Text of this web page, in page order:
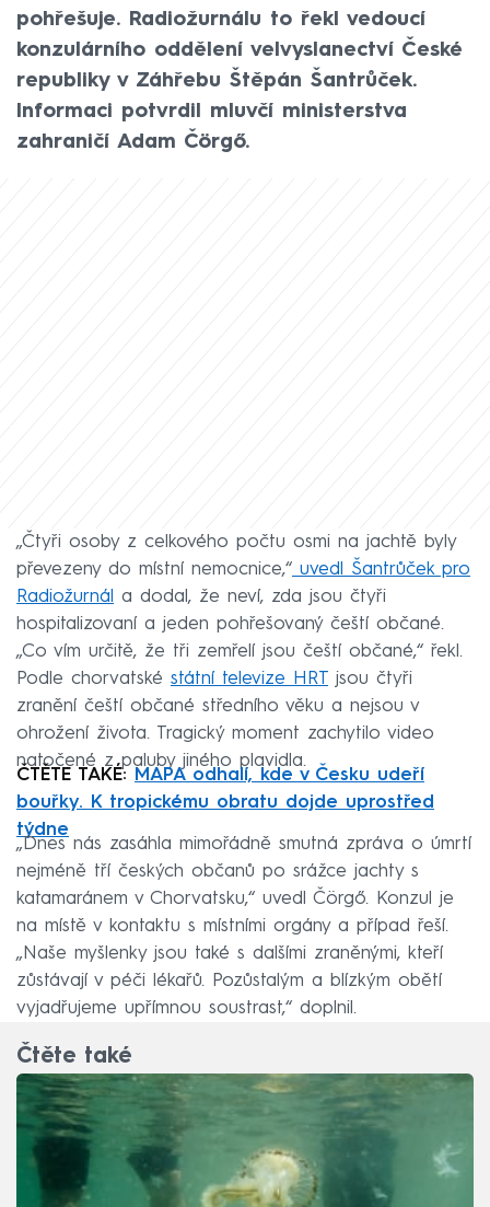
pohřešuje. Radiožurnálu to řekl vedoucí
konzulárního oddělení velvyslanectví České
republiky v Záhřebu Štěpán Šantrůček.
Informaci potvrdil mluvčí ministerstva
zahraničí Adam Čörgő.
„Čtyři osoby z celkového počtu osmi na jachtě byly
převezeny do místní nemocnice,“ uvedl Šantrůček pro
Radiožurnál
a dodal, že neví, zda jsou čtyři
hospitalizovaní a jeden pohřešovaný čeští občané.
„Co vím určitě, že tři zemřelí jsou čeští občané,“ řekl.
Podle chorvatské státní televize HRT jsou čtyři
zranění čeští občané středního věku a nejsou v
ohrožení života. Tragický moment zachytilo video
natočené z paluby jiného plavidla.
ČTĚTE TAKÉ:
MAPA odhalí, kde v Česku udeří
bouřky. K tropickému obratu dojde uprostřed
týdne
„Dnes nás zasáhla mimořádně smutná zpráva o úmrtí
nejméně tří českých občanů po srážce jachty s
katamaránem v Chorvatsku,“ uvedl Čörgő. Konzul je
na místě v kontaktu s místními orgány a případ řeší.
„Naše myšlenky jsou také s dalšími zraněnými, kteří
zůstávají v péči lékařů. Pozůstalým a blízkým obětí
vyjadřujeme upřímnou soustrast,“ doplnil.
Čtěte také